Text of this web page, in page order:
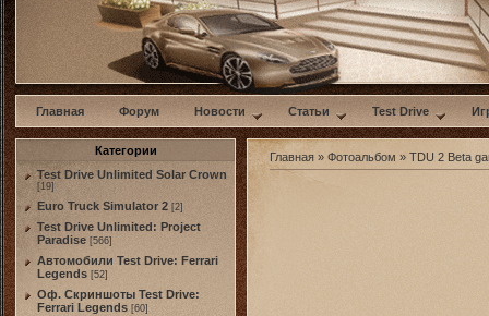
Главная Форум Новости Статьи Test Drive
Категории
Test Drive Unlimited Solar Crown
[19]
Euro Truck Simulator 2 [2]
Test Drive Unlimited: Project
Paradise [566]
Автомобили Test Drive: Ferrari
Legends [52]
Оф. Скриншоты Test Drive:
Ferrari Legends [60]
Главная » Фотоальбом » TDU 2 Beta